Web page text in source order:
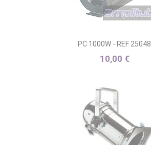
PC 1000W - REF 25048
10,00 €